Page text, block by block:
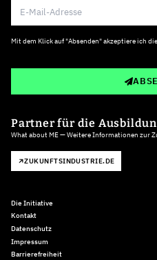
Mit dem Klick auf "Absenden" akzeptiere ich die
Partner für die
What about ME — Weitere Informationen zur
ZUKUNFTSINDUSTRIE.DE
Die Initiative
Kontakt
Datenschutz
Impressum
Barrierefreiheit